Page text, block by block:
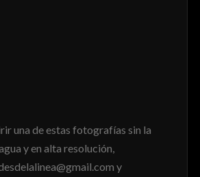
una de estas fotografías sin la
y en alta resolución,
y